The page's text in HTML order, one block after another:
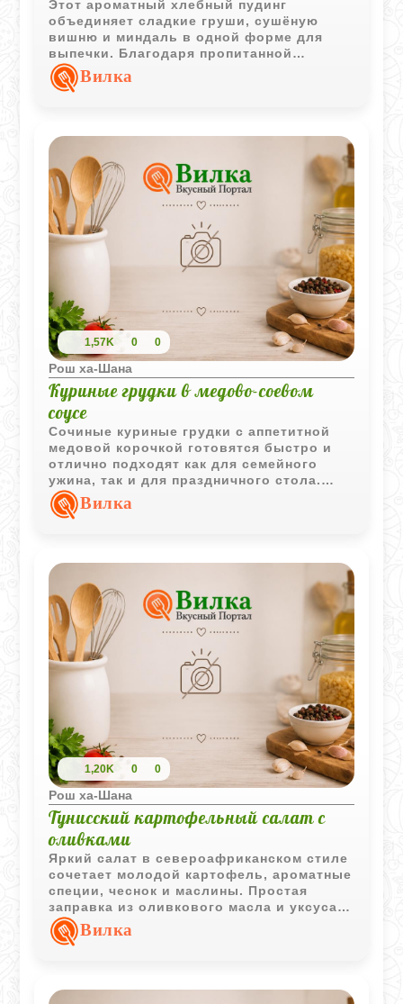
Этот ароматный хлебный пудинг
объединяет сладкие груши, сушёную
вишню и миндаль в одной форме для
выпечки. Благодаря пропитанной
молочной смесью хале десерт
получается мягким внутри и с аппетитной
Вилка
1,57K 0 0
Рош ха-Шана
Куриные грудки в медово-соевом
соусе
Сочиные куриные грудки с аппетитной
медовой корочкой готовятся быстро и
отлично подходят как для семейного
ужина, так и для праздничного стола.
Медово-соевый соус придаёт мясу
красивый цвет и насыщенный вкус.
Вилка
1,20K 0 0
Рош ха-Шана
Тунисский картофельный салат с
оливками
Яркий салат в североафриканском стиле
сочетает молодой картофель, ароматные
специи, чеснок и маслины. Простая
заправка из оливкового масла и уксуса
подчёркивает вкус овощей и делает
блюдо особенно выразительным.
Вилка